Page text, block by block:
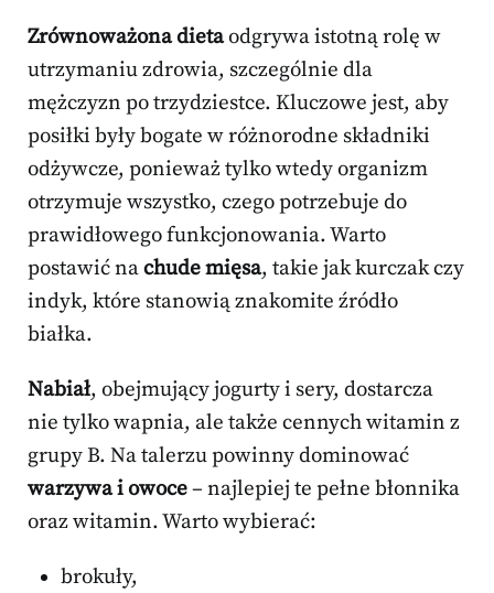
Zrównoważona dietaodgrywa istotną rolę w
utrzymaniu zdrowia, szczególnie dla
mężczyzn po trzydziestce. Kluczowe jest, aby
posiłki były bogate w różnorodne składniki
odżywcze, ponieważ tylko wtedy organizm
otrzymuje wszystko, czego potrzebuje do
prawidłowego funkcjonowania. Warto
postawić nachude mięsa, takie jak kurczak czy
indyk, które stanowią znakomite źródło
białka.
Nabiał, obejmujący jogurty i sery, dostarcza
nie tylko wapnia, ale także cennych witamin z
grupy B. Na talerzu powinny dominować
warzywa i owoce– najlepiej te pełne błonnika
oraz witamin. Warto wybierać:
brokuły,